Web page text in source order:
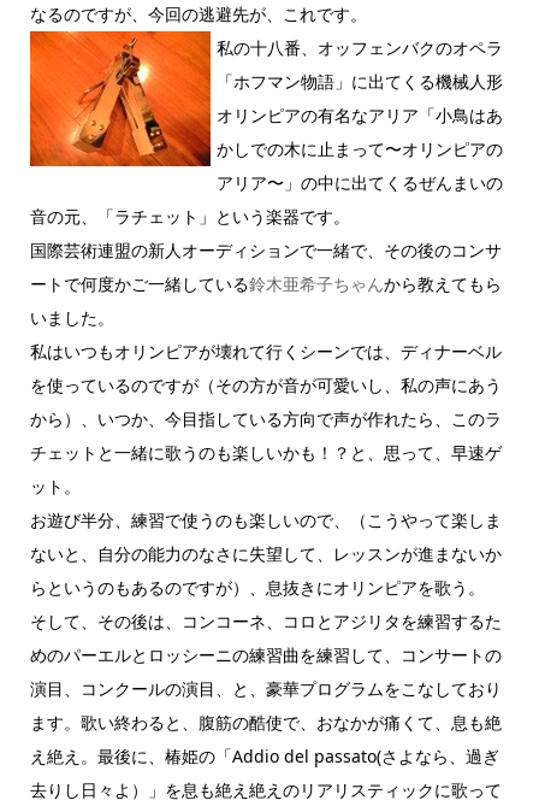
なるのですが、今回の逃避先が、これです。
私の十八番、オッフェンバクのオペラ
「ホフマン物語」に出てくる機械人形
オリンピアの有名なアリア「小鳥はあ
かしでの木に止まって〜オリンピアの
アリア〜」の中に出てくるぜんまいの
音の元、「ラチェット」という楽器です。
国際芸術連盟の新人オーディションで一緒で、その後のコンサ
ートで何度かご一緒している鈴木亜希子ちゃんから教えてもら
いました。
私はいつもオリンピアが壊れて行くシーンでは、ディナーベル
を使っているのですが（その方が音が可愛いし、私の声にあう
から）、いつか、今目指している方向で声が作れたら、このラ
チェットと一緒に歌うのも楽しいかも！？と、思って、早速ゲ
ット。
お遊び半分、練習で使うのも楽しいので、（こうやって楽しま
ないと、自分の能力のなさに失望して、レッスンが進まないか
らというのもあるのですが）、息抜きにオリンピアを歌う。
そして、その後は、コンコーネ、コロとアジリタを練習するた
めのパーエルとロッシーニの練習曲を練習して、コンサートの
演目、コンクールの演目、と、豪華プログラムをこなしており
ます。歌い終わると、腹筋の酷使で、おなかが痛くて、息も絶
え絶え。最後に、椿姫の「Addio del passato(さよなら、過ぎ
去りし日々よ）」を息も絶え絶えのリアリスティックに歌って